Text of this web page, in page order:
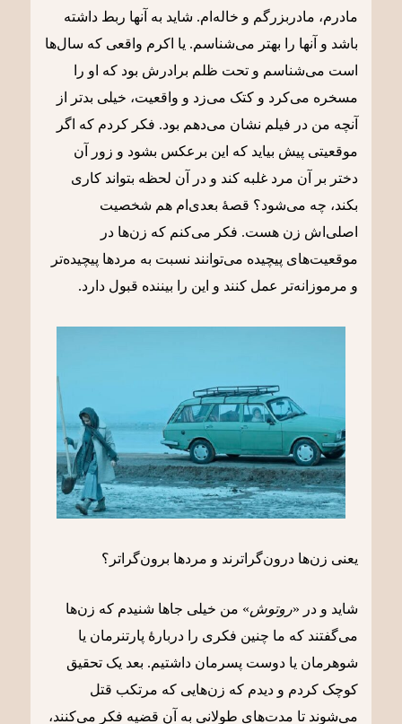
مادرم، مادربزرگم و خاله‌ام. شاید به آنها ربط داشته
باشد و آنها را بهتر می‌شناسم. یا اکرم واقعی که سال‌ها
است می‌شناسم و تحت ظلم برادرش بود که او را
مسخره می‌کرد و کتک می‌زد و واقعیت، خیلی بدتر از
آنچه من در فیلم نشان می‌دهم بود. فکر کردم که اگر
موقعیتی پیش بیاید که این برعکس بشود و زور آن
دختر بر آن مرد غلبه کند و در آن لحظه بتواند کاری
بکند، چه می‌شود؟ قصۀ بعدی‌ام هم شخصیت
اصلی‌اش زن هست. فکر می‌کنم که زن‌ها در
موقعیت‌های پیچیده می‌توانند نسبت به مردها پیچیده‌تر
و مرموزانه‌تر عمل کنند و این را بیننده قبول دارد.
یعنی زن‌ها درون‌گراترند و مرد‌ها برون‌گراتر؟
شاید و در «روتوش» من خیلی جاها شنیدم که زن‌ها
می‌گفتند که ما چنین فکری را دربارۀ پارتنرمان یا
شوهرمان یا دوست پسرمان داشتیم. بعد یک تحقیق
کوچک کردم و دیدم که زن‌هایی که مرتکب قتل
می‌شوند تا مدت‌های طولانی به آن قضیه فکر می‌کنند،